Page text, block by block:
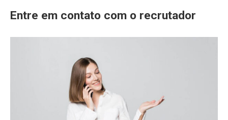
Entre em contato com o recrutador